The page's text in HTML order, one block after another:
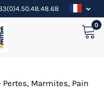
0
Pertes, Marmites, Pain